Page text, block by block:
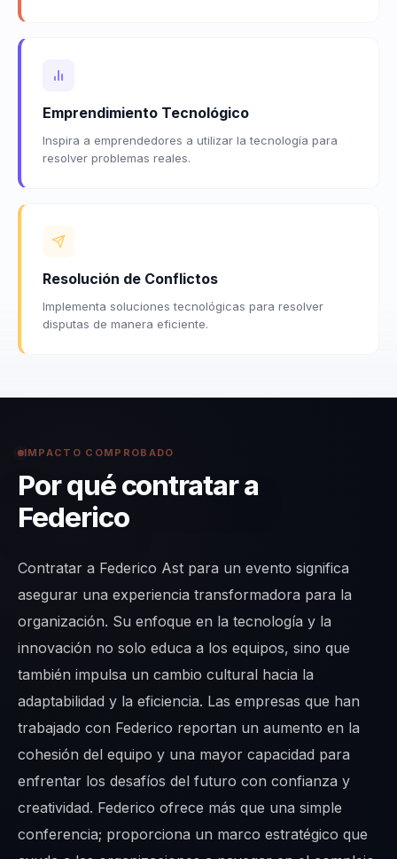
Emprendimiento Tecnológico
Inspira a emprendedores a utilizar la tecnología para
resolver problemas reales.
Resolución de Conflictos
Implementa soluciones tecnológicas para resolver
disputas de manera eficiente.
IMPACTO COMPROBADO
Por qué contratar a
Federico
Contratar a Federico Ast para un evento significa
asegurar una experiencia transformadora para la
organización. Su enfoque en la tecnología y la
innovación no solo educa a los equipos, sino que
también impulsa un cambio cultural hacia la
adaptabilidad y la eficiencia. Las empresas que han
trabajado con Federico reportan un aumento en la
cohesión del equipo y una mayor capacidad para
enfrentar los desafíos del futuro con confianza y
creatividad. Federico ofrece más que una simple
conferencia; proporciona un marco estratégico que